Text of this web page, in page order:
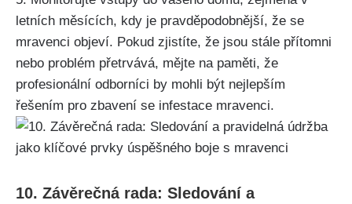
letních měsících, kdy je pravděpodobnější, že⁤ se
⁤mravenci objeví.⁣ Pokud zjistíte, že jsou stále přítomni
nebo problém přetrvává, mějte na paměti, že
profesionální odborníci by mohli být nejlepším
řešením pro zbavení se infestace mravenci.
10. Závěrečná rada: Sledování a